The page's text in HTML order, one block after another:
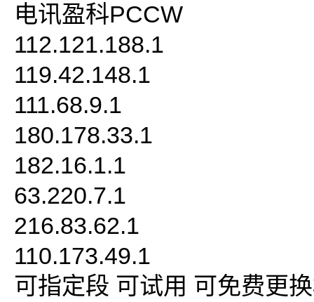
电讯盈科PCCW
112.121.188.1
119.42.148.1
111.68.9.1
180.178.33.1
182.16.1.1
63.220.7.1
216.83.62.1
110.173.49.1
可指定段 可试用 可免费更